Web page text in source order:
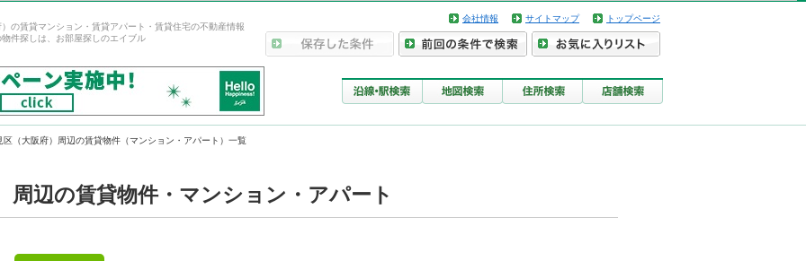
の賃貸マンション・賃貸アパート・賃貸住宅の不動産情報
件探しは、お部屋探しのエイブル
会社情報 サイトマップ トップページ
区（大阪府）周辺の賃貸物件（マンション・アパート）一覧
周辺の賃貸物件・マンション・アパート